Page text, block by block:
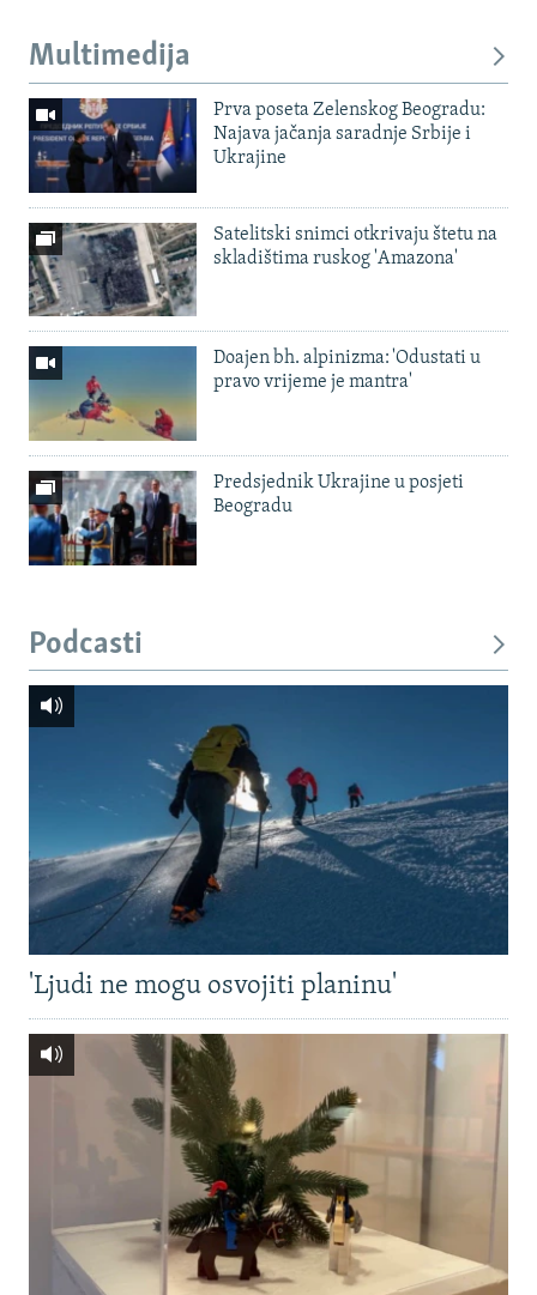
Multimedija
Prva poseta Zelenskog Beogradu:
Najava jačanja saradnje Srbije i
Ukrajine
Satelitski snimci otkrivaju štetu na
skladištima ruskog 'Amazona'
Doajen bh. alpinizma: 'Odustati u
pravo vrijeme je mantra'
Predsjednik Ukrajine u posjeti
Beogradu
Podcasti
'Ljudi ne mogu osvojiti planinu'